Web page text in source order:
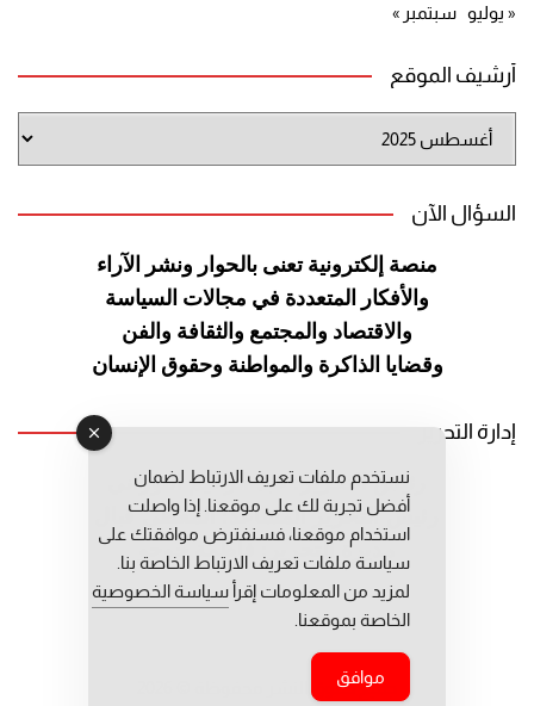
« يوليو سبتمبر »
أرشيف الموقع
أرشيف
السؤال الآن
منصة إلكترونية تعنى بالحوار ونشر
الآراء
والأفكار المتعددة في مجالات السياسة
والاقتصاد والمجتمع والثقافة والفن
وقضايا الذاكرة والمواطنة وحقوق الإنسان
إدارة التحرير
رئيس التحرير: عبد الرحيم التوراني
رئيس التحرير المساعد: المعطي قبال
مديرة التحرير: فاطمة حوحو
جميع حقوق النشر محفوظة © 2026
نستخدم ملفات تعريف الارتباط لضمان
أفضل تجربة لك على موقعنا. إذا واصلت
استخدام موقعنا، فسنفترض موافقتك على
سياسة ملفات تعريف الارتباط الخاصة بنا.
لمزيد من المعلومات إقرأ سياسة الخصوصية
الخاصة بموقعنا.
موافق